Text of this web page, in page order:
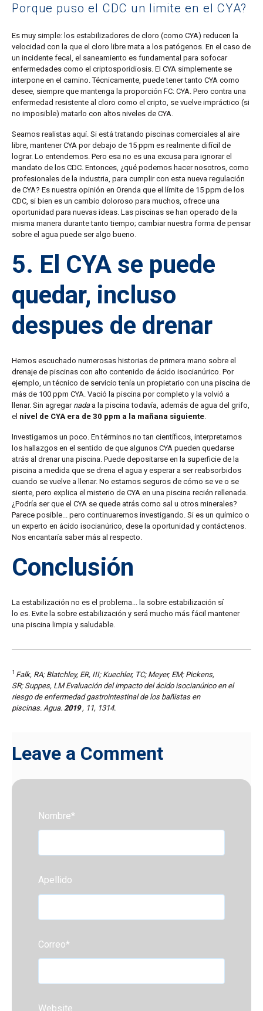
Porque puso el CDC un limite en el CYA?
Es muy simple: los estabilizadores de cloro (como CYA) reducen la
velocidad con la que el cloro libre mata a los patógenos. En el caso de
un incidente fecal, el saneamiento es fundamental para sofocar
enfermedades como el criptosporidiosis. El CYA simplemente se
interpone en el camino. Técnicamente, puede tener tanto CYA como
desee, siempre que mantenga la proporción FC: CYA. Pero contra una
enfermedad resistente al cloro como el cripto, se vuelve impráctico (si
no imposible) matarlo con altos niveles de CYA.
Seamos realistas aquí. Si está tratando piscinas comerciales al aire
libre, mantener CYA por debajo de 15 ppm es realmente difícil de
lograr. Lo entendemos. Pero esa no es una excusa para ignorar el
mandato de los CDC. Entonces, ¿qué podemos hacer nosotros, como
profesionales de la industria, para cumplir con esta nueva regulación
de CYA? Es nuestra opinión en Orenda que el límite de 15 ppm de los
CDC, si bien es un cambio doloroso para muchos, ofrece una
oportunidad para nuevas ideas. Las piscinas se han operado de la
misma manera durante tanto tiempo; cambiar nuestra forma de pensar
sobre el agua puede ser algo bueno.
5. El CYA se puede
quedar, incluso
despues de drenar
Hemos escuchado numerosas historias de primera mano sobre el
drenaje de piscinas con alto contenido de ácido isocianúrico. Por
ejemplo, un técnico de servicio tenía un propietario con una piscina de
más de 100 ppm CYA. Vació la piscina por completo y la volvió a
llenar. Sin agregar nadaa la piscina todavía, además de agua del grifo,
el nivel de CYA era de 30 ppm a la mañana siguiente
Investigamos un poco. En términos no tan científicos, interpretamos
los hallazgos en el sentido de que algunos CYA pueden quedarse
atrás al drenar una piscina. Puede depositarse en la superficie de la
piscina a medida que se drena el agua y esperar a ser reabsorbidos
cuando se vuelve a llenar. No estamos seguros de cómo se ve o se
siente, pero explica el misterio de CYA en una piscina recién rellenada.
¿Podría ser que el CYA se quede atrás como sal u otros minerales?
Parece posible... pero continuaremos investigando. Si es un químico o
un experto en ácido isocianúrico, dese la oportunidad y contáctenos.
Nos encantaría saber más al respecto.
Conclusión
La estabilización no es el problema... la sobre estabilización sí
lo es. Evite la sobre estabilización y será mucho más fácil mantener
una piscina limpia y saludable.
1 Falk, RA; Blatchley, ER, III; Kuechler, TC; Meyer, EM; Pickens,
SR; Suppes, LMEvaluación del impacto del ácido isocianúrico en el
riesgo de enfermedad gastrointestinal de los bañistas en
piscinas. Agua. 2019, 11, 1314.
Leave a Comment
Nombre*
Apellido
Correo*
Website